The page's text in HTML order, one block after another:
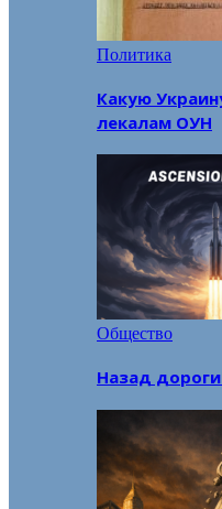
Политика
Какую
лекалам ОУН
Общество
Назад